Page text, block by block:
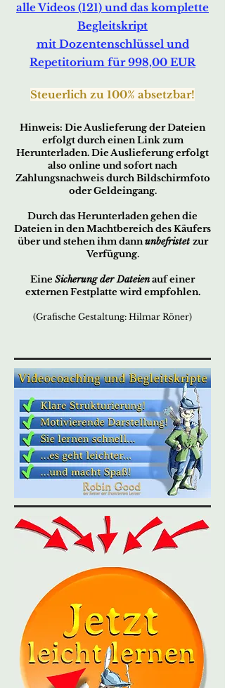
alle Videos (121) und das komplette
Begleitskript
mit Dozentenschlüssel und
Repetitorium für 998,00 EUR
Steuerlich zu 100% absetzbar!
Hinweis: Die Auslieferung der Dateien
erfolgt durch einen Link zum
Herunterladen. Die Auslieferung erfolgt
also online und sofort nach
Zahlungsnachweis durch Bildschirmfoto
oder Geldeingang.
Durch das Herunterladen gehen die
Dateien in den Machtbereich des Käufers
über und stehen ihm dannunbefristetzur
Verfügung.
Eine Sicherung der Dateienauf einer
externen Festplatte wird empfohlen.
(Grafische Gestaltung: Hilmar Röner)